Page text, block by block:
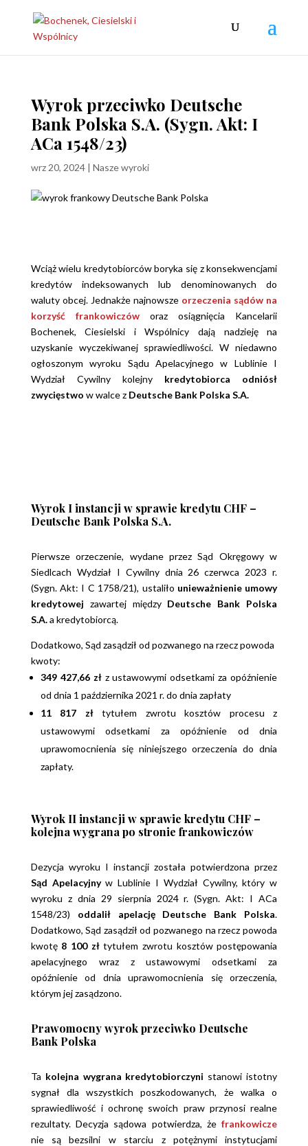
Wyrok przeciwko Deutsche
Bank Polska S.A. (Sygn. Akt: I
ACa 1548/23)
wrz 20, 2024| Nasze wyroki
Wciąż wielu kredytobiorców boryka się z konsekwencjami
kredytów indeksowanych lub denominowanych do
waluty obcej. Jednakże najnowsze orzeczenia sądów na
korzyść frankowiczóworaz osiągnięcia Kancelarii
Bochenek, Ciesielski i Wspólnicy dają nadzieję na
uzyskanie wyczekiwanej sprawiedliwości. W niedawno
ogłoszonym wyroku Sądu Apelacyjnego w Lublinie I
Wydział Cywilny kolejny kredytobiorca odniósł
zwycięstwo w walce z Deutsche Bank Polska S.A.
Wyrok I instancji w sprawie kredytu CHF –
Deutsche Bank Polska S.A.
Pierwsze orzeczenie, wydane przez Sąd Okręgowy w
Siedlcach Wydział I Cywilny dnia 26 czerwca 2023 r.
(Sygn. Akt: I C 1758/21), ustaliło unieważnienie umowy
kredytowej zawartej między Deutsche Bank Polska
S.A.a kredytobiorcą.
Dodatkowo, Sąd zasądził od pozwanego na rzecz powoda
kwoty:
349 427,66 złz ustawowymi odsetkami za opóźnienie
od dnia 1 października 2021 r. do dnia zapłaty
11 817 złtytułem zwrotu kosztów procesu z
ustawowymi odsetkami za opóźnienie od dnia
uprawomocnienia się niniejszego orzeczenia do dnia
zapłaty.
Wyrok II instancji w sprawie kredytu CHF –
kolejna wygrana po stronie frankowiczów
Dezycja wyroku I instancji została potwierdzona przez
Sąd Apelacyjnyw Lublinie I Wydział Cywilny, który w
wyroku z dnia 29 sierpnia 2024 r.(Sygn. Akt: I ACa
1548/23) oddalił apelację Deutsche Bank Polska.
Dodatkowo, Sąd zasądził od pozwanego na rzecz powoda
kwotę 8 100 złtytułem zwrotu kosztów postępowania
apelacyjnego wraz z ustawowymi odsetkami za
opóźnienie od dnia uprawomocnienia się orzeczenia,
którym jej zasądzono.
Prawomocny wyrok przeciwko Deutsche
Bank Polska
Ta kolejna wygrana kredytobiorczyni stanowi istotny
sygnał dla wszystkich poszkodowanych, że walka o
sprawiedliwość i ochronę swoich praw przynosi realne
rezultaty. Decyzja sądowa potwierdza, żefrankowicze
nie są bezsilni w starciu z potężnymi instytucjami